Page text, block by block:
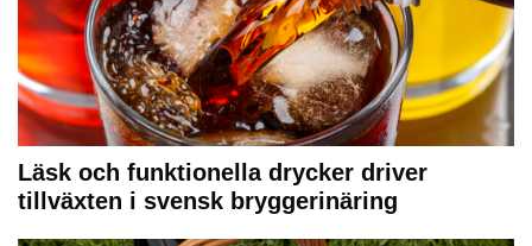
Läsk och funktionella drycker driver
tillväxten i svensk bryggerinäring